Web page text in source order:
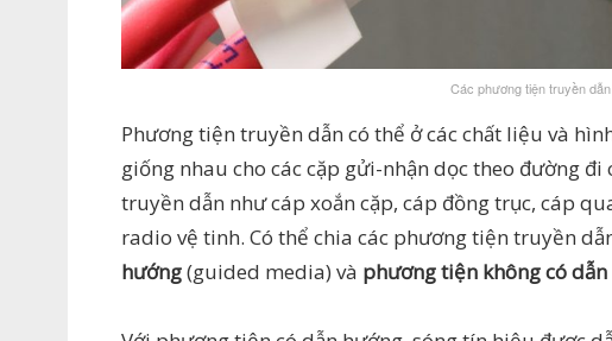
Các phương tiện truyền
Phương tiện truyền dẫn có thể ở các chất liệu và
giống nhau cho các cặp gửi-nhận dọc theo đường
truyền dẫn như cáp xoắn cặp, cáp đồng trục, cáp
radio vệ tinh. Có thể chia các phương tiện truyền
hướng(guided media) và phương tiện không có